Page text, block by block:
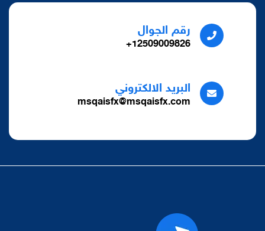
رقم الجوال
12509009826+
البريد الالكتروني
msqaisfx@msqaisfx.com